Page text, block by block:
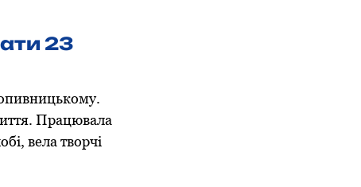
23
Працювала
вела творчі